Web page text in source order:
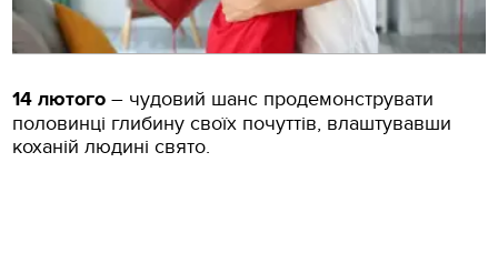
14 лютого – чудовий шанс продемонструвати
половинці глибину своїх почуттів, влаштувавши
коханій людині свято.